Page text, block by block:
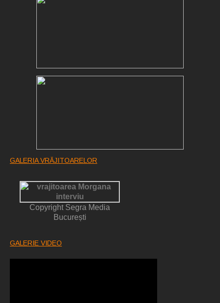
GALERIA VRĂJITOARELOR
Copyright Segra Media
București
GALERIE VIDEO